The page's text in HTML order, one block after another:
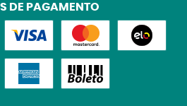
DE PAGAMENTO